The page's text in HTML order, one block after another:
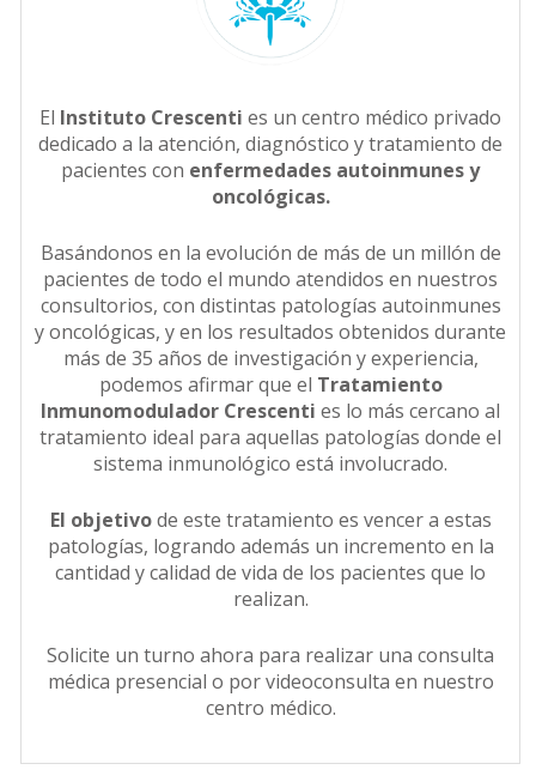
El Instituto Crescenti es un centro médico privado
dedicado a la atención, diagnóstico y tratamiento de
pacientes con enfermedades autoinmunes y
oncológicas.
Basándonos en la evolución de más de un millón de
pacientes de todo el mundo atendidos en nuestros
consultorios, con distintas patologías autoinmunes
y oncológicas, y en los resultados obtenidos durante
más de 35 años de investigación y experiencia,
podemos afirmar que el Tratamiento
Inmunomodulador Crescenti es lo más cercano al
tratamiento ideal para aquellas patologías donde el
sistema inmunológico está involucrado.
El objetivode este tratamiento es vencer a estas
patologías, logrando además un incremento en la
cantidad y calidad de vida de los pacientes que lo
realizan.
Solicite un turno ahora para realizar una consulta
médica presencial o por videoconsulta en nuestro
centro médico.